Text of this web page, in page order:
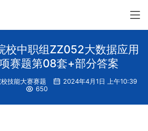
校中职组ZZ052大数据应用
赛题第08套+部分答案
技能大赛赛题
2024年4月1日 上午10:39
650